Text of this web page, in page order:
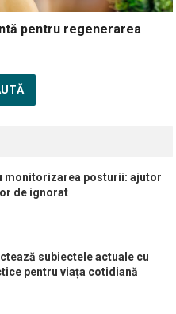
pentru regenerarea
monitorizarea posturii: ajutor
de ignorat
subiectele actuale cu
pentru viața cotidiană